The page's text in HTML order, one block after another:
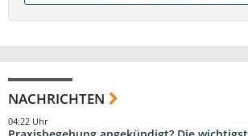
NACHRICHTEN
04:22 Uhr